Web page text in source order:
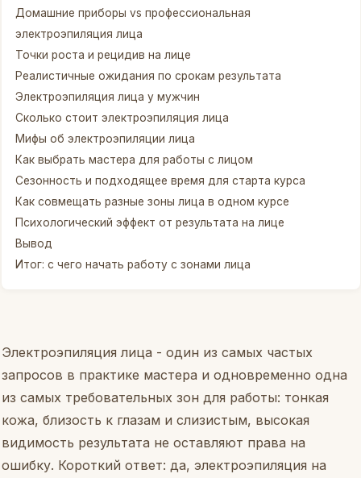
Домашние приборы vs профессиональная
электроэпиляция лица
Точки роста и рецидив на лице
Реалистичные ожидания по срокам результата
Электроэпиляция лица у мужчин
Сколько стоит электроэпиляция лица
Мифы об электроэпиляции лица
Как выбрать мастера для работы с лицом
Сезонность и подходящее время для старта курса
Как совмещать разные зоны лица в одном курсе
Психологический эффект от результата на лице
Вывод
Итог: с чего начать работу с зонами лица
Электроэпиляция лица - один из самых частых
запросов в практике мастера и одновременно одна
из самых требовательных зон для работы: тонкая
кожа, близость к глазам и слизистым, высокая
видимость результата не оставляют права на
ошибку. Короткий ответ: да, электроэпиляция на